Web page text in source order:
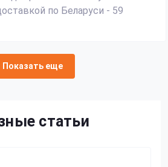
Показать еще
статьи